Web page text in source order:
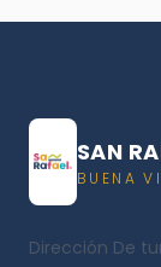
SAN
BUENA
Dirección De